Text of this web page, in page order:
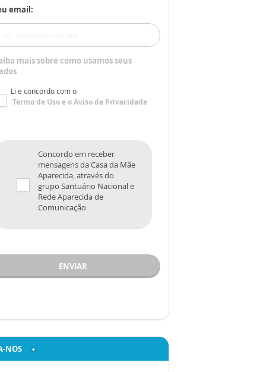
email:
mais sobre como usamos seus
Li e concordo com o
Termo de Usoe oAviso de Privacidade
Concordo em receber
mensagens da Casa da Mãe
Aparecida, através do
grupo Santuário Nacional e
Rede Aparecida de
Comunicação
ENVIAR
NOS